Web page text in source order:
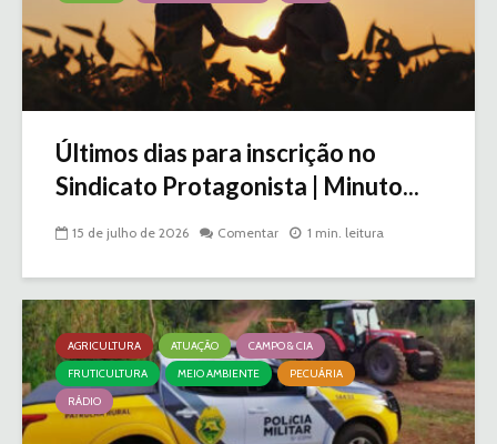
Últimos dias para inscrição no
Sindicato Protagonista | Minuto...
15 de julho de 2026 Comentar 1 min. leitura
AGRICULTURA ATUAÇÃO
CAMPO & CIA
FRUTICULTURA
MEIO AMBIENTE
PECUÁRIA
RÁDIO